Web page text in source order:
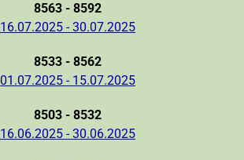
8563 - 8592
16.07.2025 - 30.07.2025
8533 - 8562
01.07.2025 - 15.07.2025
8503 - 8532
16.06.2025 - 30.06.2025